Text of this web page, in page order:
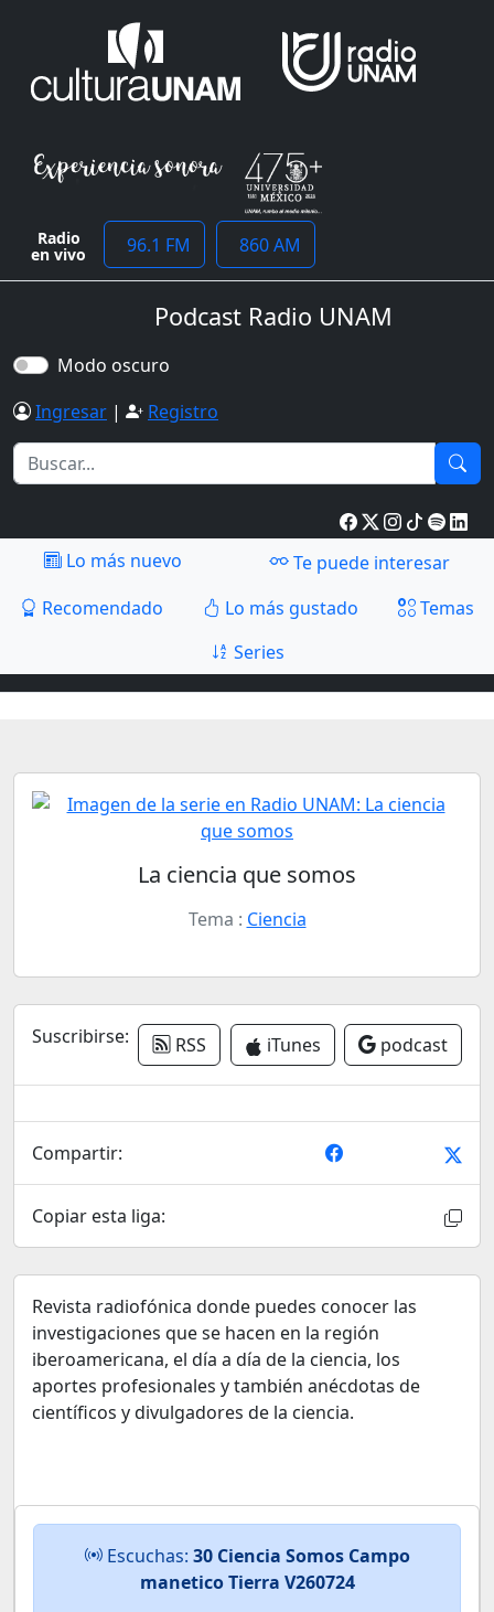
Radio
en vivo 96.1 FM 860 AM
Podcast Radio UNAM
Modo oscuro
Ingresar | Registro
Lo más nuevo
Te puede interesar
Recomendado
Lo más gustado
Temas
Series
La ciencia que somos
Tema : Ciencia
Suscribirse: RSS iTunes podcast
Compartir:
Copiar esta liga:
Revista radiofónica donde puedes conocer las
investigaciones que se hacen en la región
iberoamericana, el día a día de la ciencia, los
aportes profesionales y también anécdotas de
científicos y divulgadores de la ciencia.
Escuchas: 30 Ciencia Somos Campo
manetico Tierra V260724